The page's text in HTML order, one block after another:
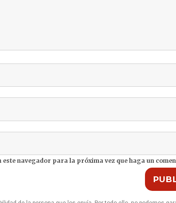
navegador para la próxima vez que haga un